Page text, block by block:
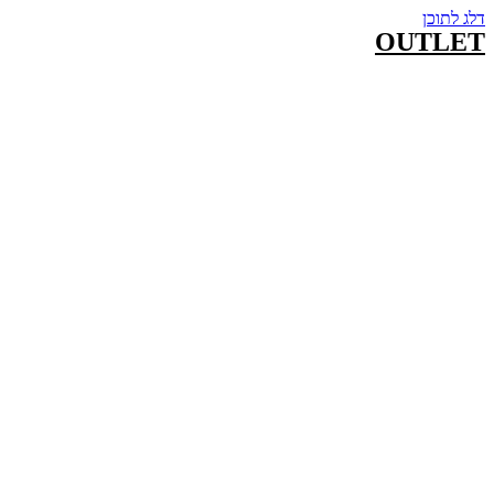
דלג לתוכן
OUTLET